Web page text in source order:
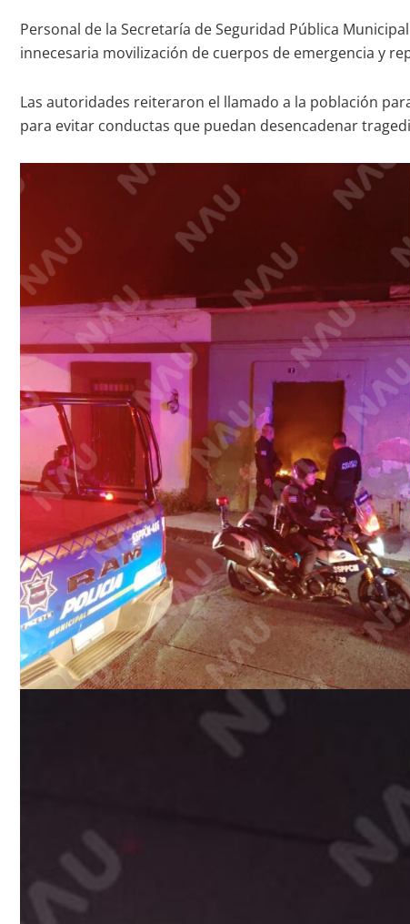
Personal de la Secretaría de Seguridad Pública
innecesaria movilización de cuerpos de emergencia y
Las autoridades reiteraron el llamado a la población
para evitar conductas que puedan desencadenar